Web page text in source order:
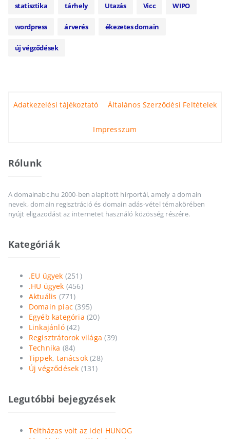
statisztika tárhely Utazás Vicc WIPO
wordpress árverés ékezetes domain
új végződések
Adatkezelési tájékoztató Általános Szerződési Feltételek
Impresszum
Rólunk
A domainabc.hu 2000-ben alapított hírportál, amely a domain
nevek, domain regisztráció és domain adás-vétel témakörében
nyújt eligazodást az internetet használó közösség részére.
Kategóriák
.EU ügyek (251)
.HU ügyek (456)
Aktuális (771)
Domain piac (395)
Egyéb kategória (20)
Linkajánló(42)
Regisztrátorok világa (39)
Technika (84)
Tippek, tanácsok (28)
Új végződések (131)
Legutóbbi bejegyzések
Teltházas volt az idei HUNOG